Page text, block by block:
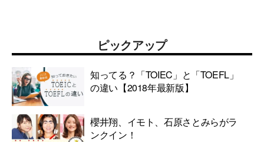
ピックアップ
知ってる？「TOIEC」と「TOEFL」
の違い【2018年最新版】
櫻井翔、イモト、石原さとみらがラ
ンクイン！